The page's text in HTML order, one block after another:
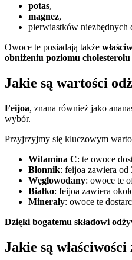
potas,
magnez,
pierwiastków niezbędnych
Owoce te posiadają także
obniżeniu poziomu cholesterolu
Jakie są wartości
Feijoa, znana również jako
wybór.
Przyjrzyjmy się kluczowym
Witamina C: te owoce
Błonnik: feijoa zawiera od
Węglowodany: owoce te
Białko: feijoa zawiera
Minerały: owoce te
Dzięki bogatemu składowi
Jakie są